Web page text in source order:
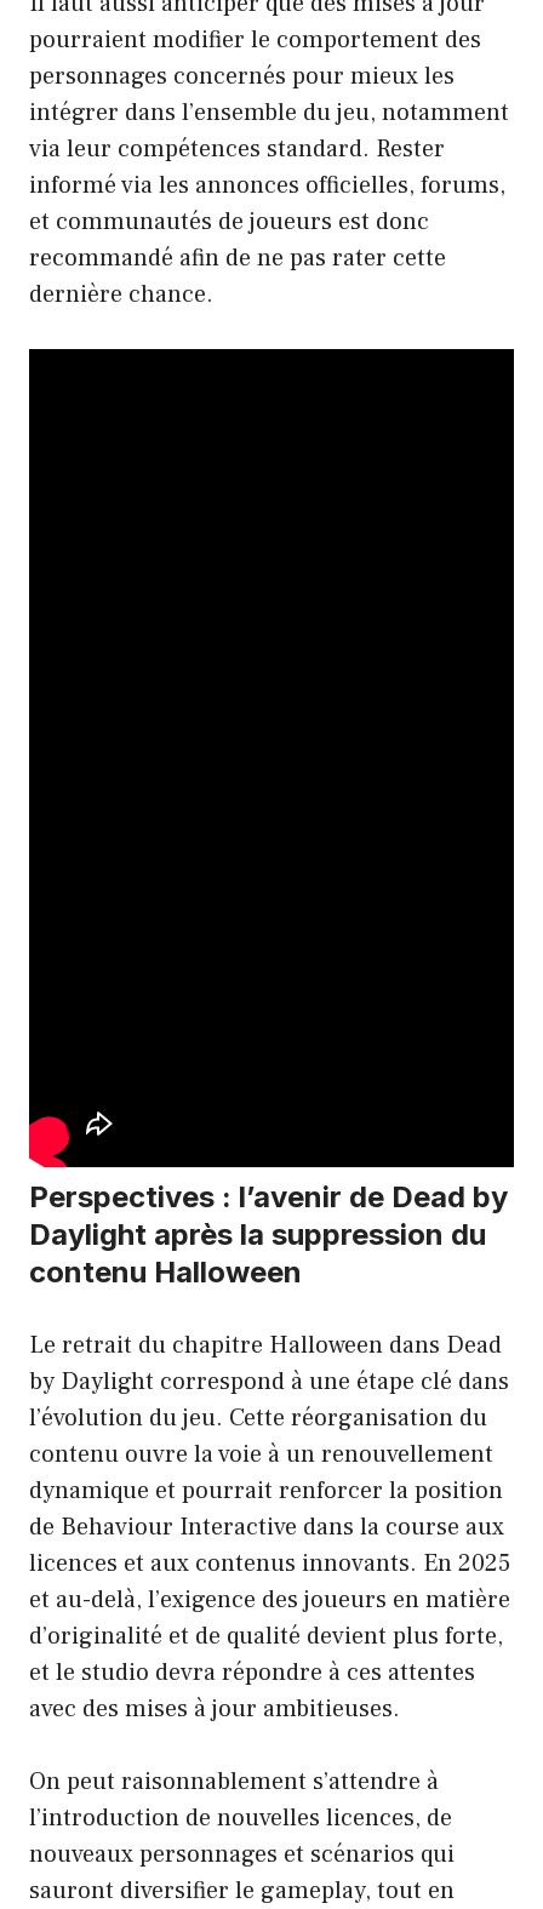
pourraient modifier le comportement des
personnages concernés pour mieux les
intégrer dans l’ensemble du jeu, notamment
via leur compétences standard. Rester
informé via les annonces officielles, forums,
et communautés de joueurs est donc
recommandé afin de ne pas rater cette
dernière chance.
Perspectives : l’avenir de Dead by
Daylight après la suppression du
contenu Halloween
Le retrait du chapitre Halloween dans Dead
by Daylight correspond à une étape clé dans
l’évolution du jeu. Cette réorganisation du
contenu ouvre la voie à un renouvellement
dynamique et pourrait renforcer la position
de Behaviour Interactive dans la course aux
licences et aux contenus innovants. En 2025
et au-delà, l’exigence des joueurs en matière
d’originalité et de qualité devient plus forte,
et le studio devra répondre à ces attentes
avec des mises à jour ambitieuses.
On peut raisonnablement s’attendre à
l’introduction de nouvelles licences, de
nouveaux personnages et scénarios qui
sauront diversifier le gameplay, tout en